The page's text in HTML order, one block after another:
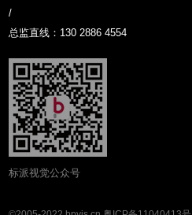
/
总监直线：130 2886 4554
标派视觉公众号